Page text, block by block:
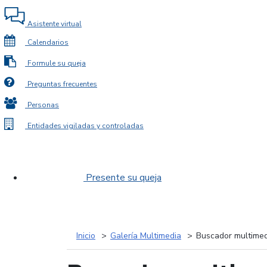
Asistente virtual
Calendarios
Formule su queja
Preguntas frecuentes
Personas
Entidades vigiladas y controladas
Presente su queja
Inicio Galería Multimedia Buscador